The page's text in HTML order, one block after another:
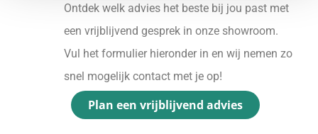
Ontdek welk advies het beste bij jou past met
een vrijblijvend gesprek in onze showroom.
Vul het formulier hieronder in en wij nemen zo
snel mogelijk contact met je op!
Plan een vrijblijvend advies